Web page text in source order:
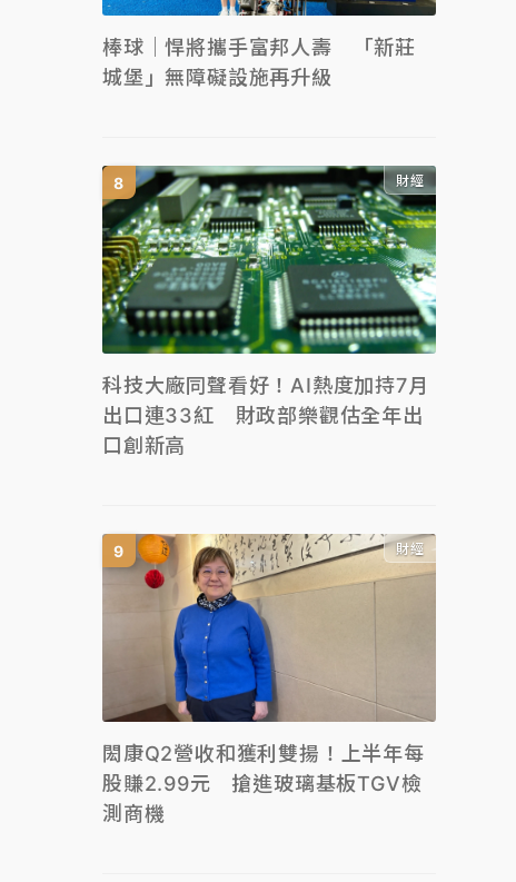
棒球｜悍將攜手富邦人壽 「新莊
城堡」無障礙設施再升級
財經
科技大廠同聲看好！AI熱度加持7月
出口連33紅 財政部樂觀估全年出
口創新高
財經
閎康Q2營收和獲利雙揚！上半年每
股賺2.99元 搶進玻璃基板TGV檢
測商機